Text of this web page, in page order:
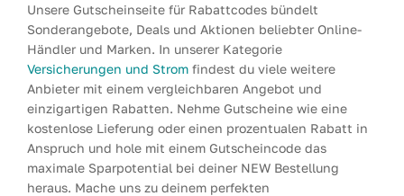
Unsere Gutscheinseite für Rabattcodes bündelt
Sonderangebote, Deals und Aktionen beliebter Online-
Händler und Marken. In unserer Kategorie
Versicherungen und Strom findest du viele weitere
Anbieter mit einem vergleichbaren Angebot und
einzigartigen Rabatten. Nehme Gutscheine wie eine
kostenlose Lieferung oder einen prozentualen Rabatt in
Anspruch und hole mit einem Gutscheincode das
maximale Sparpotential bei deiner NEW Bestellung
heraus. Mache uns zu deinem perfekten